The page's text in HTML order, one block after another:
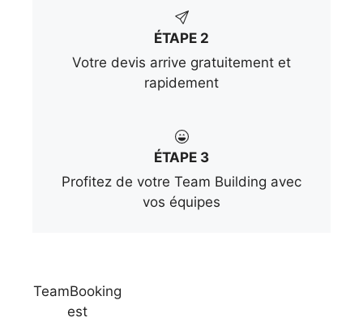
ÉTAPE 2
Votre devis arrive gratuitement et
rapidement
ÉTAPE 3
Profitez de votre Team Building avec
vos équipes
TeamBooking
est